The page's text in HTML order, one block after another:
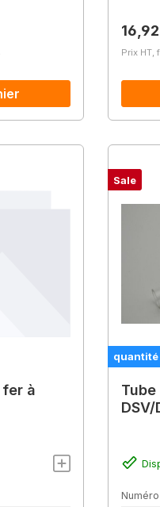
Prix
Prix HT,
à
Sale
DSV/